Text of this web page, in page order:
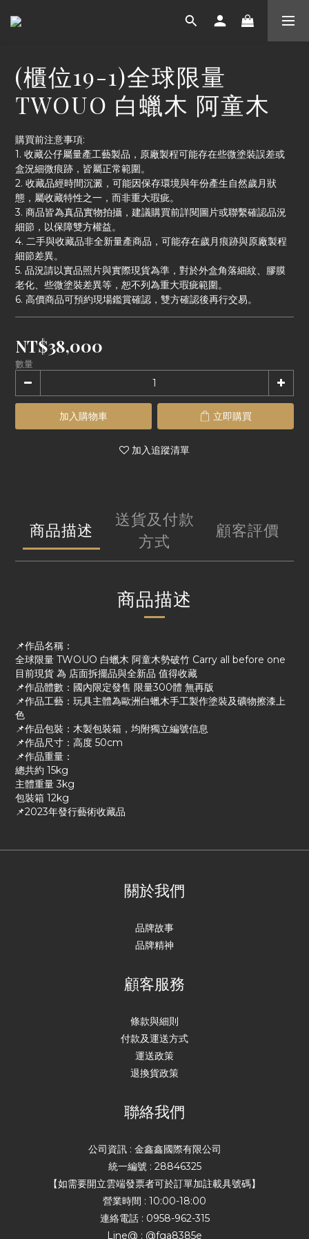
(櫃位19-1)全球限量
TWOUO 白蠟木 阿童木
購買前注意事項:
1. 收藏公仔屬量產工藝製品，原廠製程可能存在些微塗裝誤差或
盒況細微痕跡，皆屬正常範圍。
2. 收藏品經時間沉澱，可能因保存環境與年份產生自然歲月狀
態，屬收藏特性之一，而非重大瑕疵。
3. 商品皆為真品實物拍攝，建議購買前詳閱圖片或聯繫確認品況
細節，以保障雙方權益。
4. 二手與收藏品非全新量產商品，可能存在歲月痕跡與原廠製程
細節差異。
5. 品況請以實品照片與實際現貨為準，對於外盒角落細紋、膠膜
老化、些微塗裝差異等，恕不列為重大瑕疵範圍。
6. 高價商品可預約現場鑑賞確認，雙方確認後再行交易。
NT$38,000
數量
加入購物車 立即購買
加入追蹤清單
商品描述
送貨及付款
方式
顧客評價
商品描述
📌作品名稱：
全球限量 TWOUO 白蠟木 阿童木勢破竹 Carry all before one
目前現貨 為 店面拆擺品與全新品 值得收藏
📌作品體數：國內限定發售 限量300體 無再版
📌作品工藝：玩具主體為歐洲白蠟木手工製作塗裝及礦物擦漆上
色
📌作品包裝：木製包裝箱，均附獨立編號信息
📌作品尺寸：高度 50cm
📌作品重量：
總共約 15kg
主體重量 3kg
包裝箱 12kg
📌2023年發行藝術收藏品
關於我們
品牌故事
品牌精神
顧客服務
條款與細則
付款及運送方式
運送政策
退換貨政策
聯絡我們
公司資訊 : 金鑫鑫國際有限公司
統一編號 : 28846325
【如需要開立雲端發票者可於訂單加註載具號碼】
營業時間 : 10:00-18:00
連絡電話 : 0958-962-315
Line@ : @fga8385e